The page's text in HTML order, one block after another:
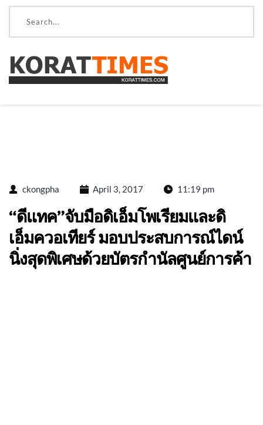
ckongpha April 3, 2017 11:19 pm
“ดีแทค”จับมือดิเอ็มโพเรียมและดิ
เอ็มควอเทียร์ มอบประสบการณ์ไดน์
นิ่งสุดพิเศษด้วยบัตรกำนัลศูนย์การค้า